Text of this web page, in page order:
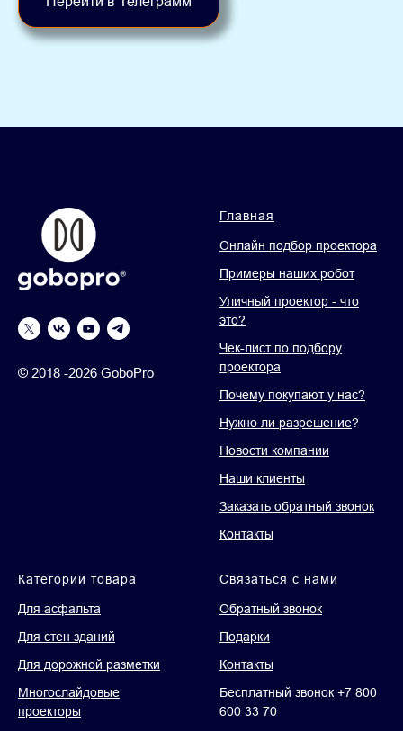
© 2018 -2026 GoboPro
Главная
Онлайн подбор проектора
Примеры наших робот
Уличный проектор - что
это?
Чек-лист по подбору
проектора
Почему покупают у нас?
Нужно ли разрешение?
Новости компании
Наши клиенты
Заказать обратный звонок
Контакты
Категории товара
Для асфальта
Для стен зданий
Для дорожной разметки
Многослайдовые
проекторы
Связаться с нами
Обратный звонок
Подарки
Контакты
Бесплатный звонок +7 800
600 33 70